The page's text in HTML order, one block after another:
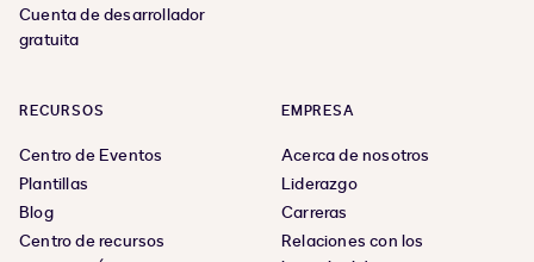
Cuenta de desarrollador
gratuita
RECURSOS
Centro de Eventos
Plantillas
Blog
Centro de recursos
EMPRESA
Acerca de nosotros
Liderazgo
Carreras
Relaciones con los